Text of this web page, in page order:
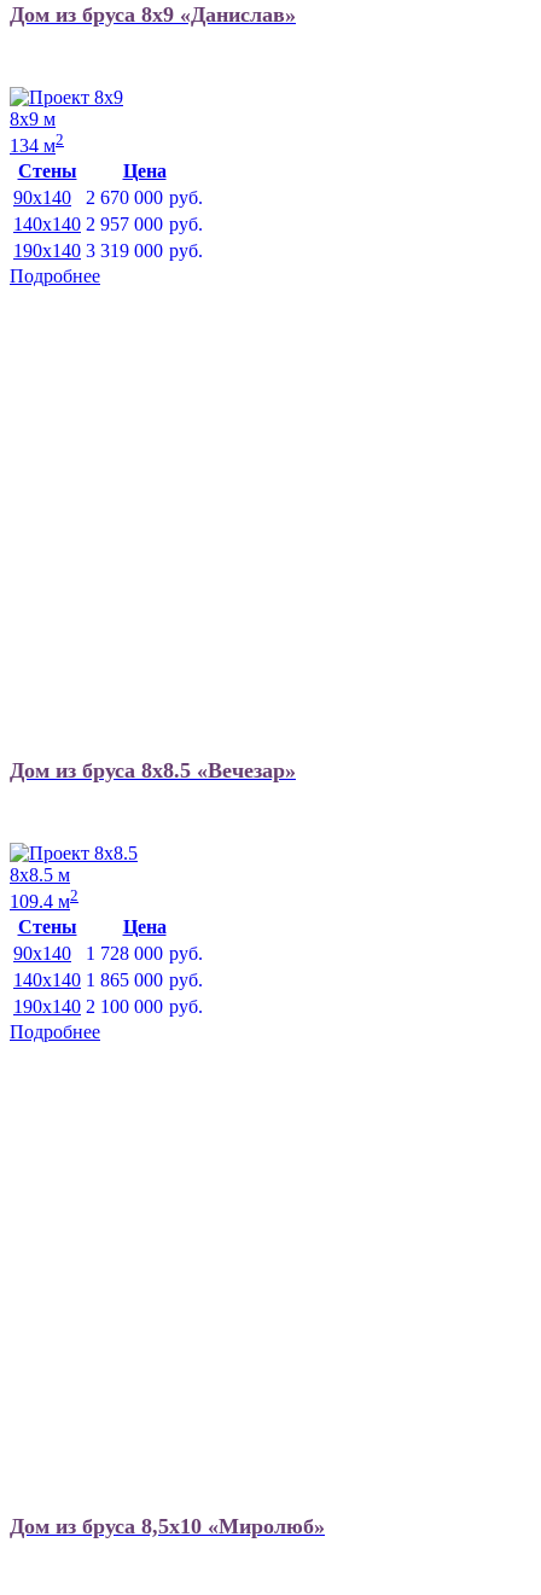
Дом из бруса 8х9 «Данислав»
8х9 м
134 м2
Стены
Цена
90x140
2 670 000 руб.
140x140 2 957 000 руб.
190x140 3 319 000 руб.
Подробнее
Дом из бруса 8х8.5 «Вечезар»
8х8.5 м
109.4 м2
Стены
Цена
90x140
1 728 000 руб.
140x140 1 865 000 руб.
190x140 2 100 000 руб.
Подробнее
Дом из бруса 8,5х10 «Миролюб»